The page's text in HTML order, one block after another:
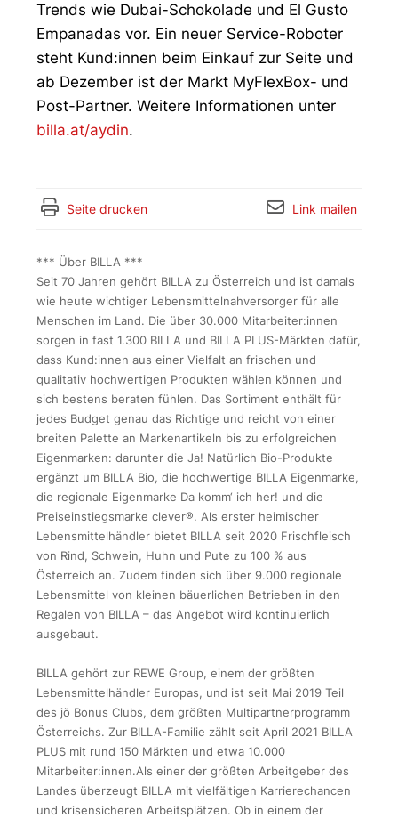
Trends wie Dubai-Schokolade und El Gusto
Empanadas vor. Ein neuer Service-Roboter
steht Kund:innen beim Einkauf zur Seite und
ab Dezember ist der Markt MyFlexBox- und
Post-Partner. Weitere Informationen unter
billa.at/aydin.
Seite drucken Link mailen
*** Über BILLA ***
Seit 70 Jahren gehört BILLA zu Österreich und ist damals
wie heute wichtiger Lebensmittelnahversorger für alle
Menschen im Land. Die über 30.000 Mitarbeiter:innen
sorgen in fast 1.300 BILLA und BILLA PLUS-Märkten dafür,
dass Kund:innen aus einer Vielfalt an frischen und
qualitativ hochwertigen Produkten wählen können und
sich bestens beraten fühlen. Das Sortiment enthält für
jedes Budget genau das Richtige und reicht von einer
breiten Palette an Markenartikeln bis zu erfolgreichen
Eigenmarken: darunter die Ja! Natürlich Bio-Produkte
ergänzt um BILLA Bio, die hochwertige BILLA Eigenmarke,
die regionale Eigenmarke Da komm‘ ich her! und die
Preiseinstiegsmarke clever®. Als erster heimischer
Lebensmittelhändler bietet BILLA seit 2020 Frischfleisch
von Rind, Schwein, Huhn und Pute zu 100 % aus
Österreich an. Zudem finden sich über 9.000 regionale
Lebensmittel von kleinen bäuerlichen Betrieben in den
Regalen von BILLA – das Angebot wird kontinuierlich
ausgebaut.
BILLA gehört zur REWE Group, einem der größten
Lebensmittelhändler Europas, und ist seit Mai 2019 Teil
des jö Bonus Clubs, dem größten Multipartnerprogramm
Österreichs. Zur BILLA-Familie zählt seit April 2021 BILLA
PLUS mit rund 150 Märkten und etwa 10.000
Mitarbeiter:innen.Als einer der größten Arbeitgeber des
Landes überzeugt BILLA mit vielfältigen Karrierechancen
und krisensicheren Arbeitsplätzen. Ob in einem der